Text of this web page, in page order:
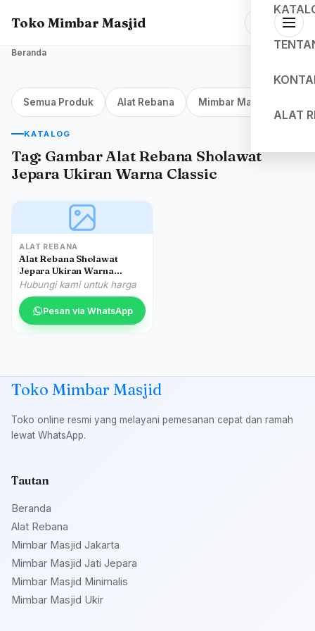
Toko Mimbar Masjid
ALAT
Beranda
Semua Produk Alat Rebana Mimbar Masjid Jakarta
KATALOG
Tag: Gambar Alat Rebana Sholawat
Jepara Ukiran Warna Classic
ALAT REBANA
Alat Rebana Sholawat
Jepara Ukiran Warna
Classic
Hubungi kami untuk harga
Pesan via WhatsApp
Toko Mimbar Masjid
Toko online resmi yang melayani pemesanan cepat dan ramah
lewat WhatsApp.
Tautan
Beranda
Alat Rebana
Mimbar Masjid Jakarta
Mimbar Masjid Jati Jepara
Mimbar Masjid Minimalis
Mimbar Masjid Ukir